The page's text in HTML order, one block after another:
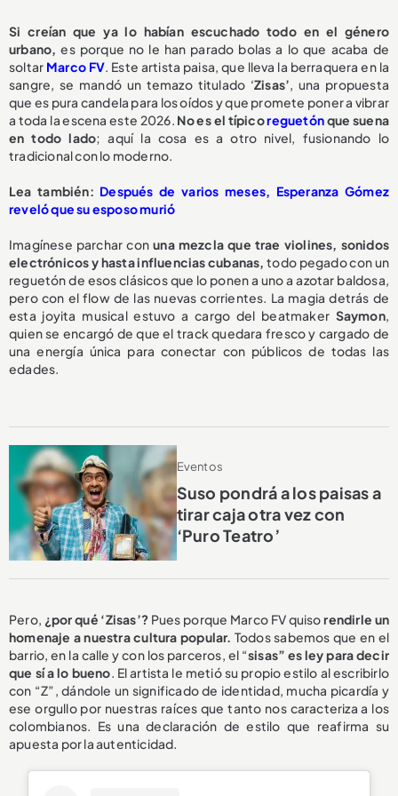
Si creían que ya lo habían escuchado todo en el género
urbano,es porque no le han parado bolas a lo que acaba de
soltar Marco FV. Este artista paisa, que lleva la berraquera en la
sangre, se mandó un temazo titulado ‘Zisas’, una propuesta
que es pura candela para los oídos y que promete poner a vibrar
a toda la escena este 2026. No es el típicoreguetónque suena
en todo lado; aquí la cosa es a otro nivel, fusionando lo
tradicional con lo moderno.
Lea también: Después de varios meses, Esperanza Gómez
reveló que su esposo murió
Imagínese parchar conuna mezcla que trae violines, sonidos
electrónicos y hasta influencias cubanas, todo pegado con un
reguetón de esos clásicos que lo ponen a uno a azotar baldosa,
pero con el flow de las nuevas corrientes. La magia detrás de
esta joyita musical estuvo a cargo del beatmaker Saymon,
quien se encargó de que el track quedara fresco y cargado de
una energía única para conectar con públicos de todas las
edades.
Eventos
Suso pondrá a los paisas a
tirar caja otra vez con
‘Puro Teatro’
Pero, ¿por qué ‘Zisas’? Pues porque Marco FV quisorendirle un
homenaje a nuestra cultura popular. Todos sabemos que en el
barrio, en la calle y con los parceros, el “sisas” es ley para decir
que sí a lo bueno. El artista le metió su propio estilo al escribirlo
con “Z”, dándole un significado de identidad, mucha picardía y
ese orgullo por nuestras raíces que tanto nos caracteriza a los
colombianos. Es una declaración de estilo que reafirma su
apuesta por la autenticidad.